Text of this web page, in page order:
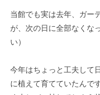
当館でも実は去年、ガー
が、次の日に全部なくな
い）
今年はちょっと工夫して
に植えて育てていたんで